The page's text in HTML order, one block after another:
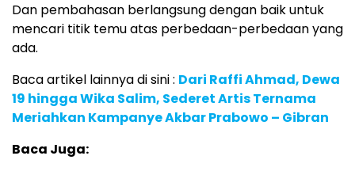
Dan pembahasan berlangsung dengan baik untuk
mencari titik temu atas perbedaan-perbedaan yang
ada.
Baca artikel lainnya di sini : Dari Raffi Ahmad, Dewa
19 hingga Wika Salim, Sederet Artis Ternama
Meriahkan Kampanye Akbar Prabowo – Gibran
Baca Juga: